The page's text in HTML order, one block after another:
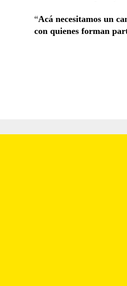
“Acá necesitamos un
con quienes forman